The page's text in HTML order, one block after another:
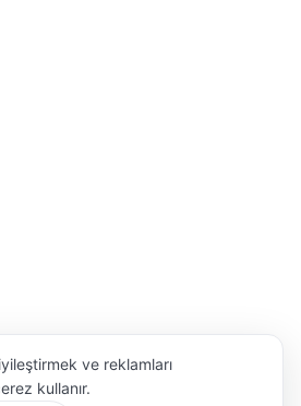
ve reklamları
kullanır.